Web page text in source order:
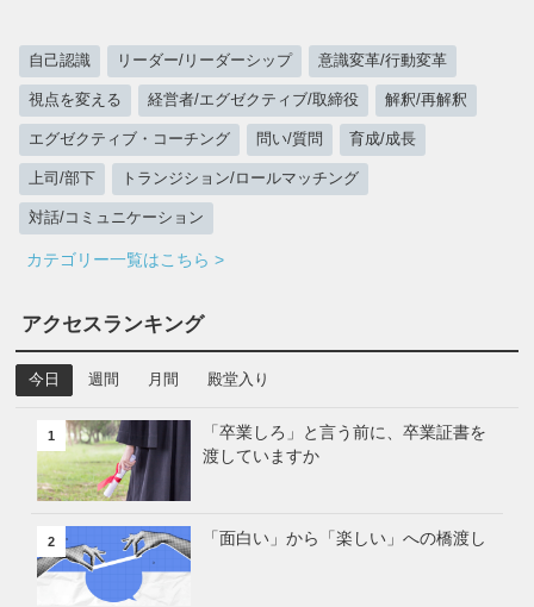
自己認識 リーダー/リーダーシップ 意識変革/行動変革
視点を変える 経営者/エグゼクティブ/取締役 解釈/再解釈
エグゼクティブ・コーチング 問い/質問 育成/成長
上司/部下 トランジション/ロールマッチング
対話/コミュニケーション
カテゴリー一覧はこちら >
アクセスランキング
今日 週間 月間 殿堂入り
1
「卒業しろ」と言う前に、卒業証書を
渡していますか
2 「面白い」から「楽しい」への橋渡し